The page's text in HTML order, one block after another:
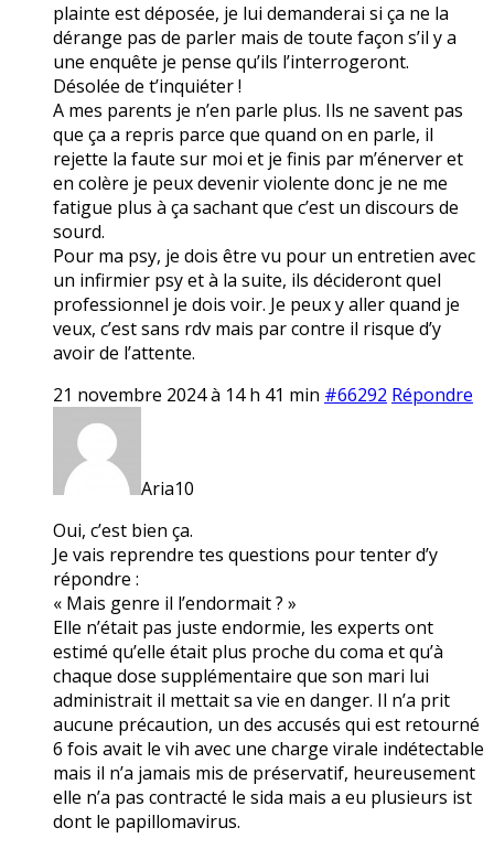
plainte est déposée, je lui demanderai si ça ne la
dérange pas de parler mais de toute façon s’il y a
une enquête je pense qu’ils l’interrogeront.
Désolée de t’inquiéter !
A mes parents je n’en parle plus. Ils ne savent pas
que ça a repris parce que quand on en parle, il
rejette la faute sur moi et je finis par m’énerver et
en colère je peux devenir violente donc je ne me
fatigue plus à ça sachant que c’est un discours de
sourd.
Pour ma psy, je dois être vu pour un entretien avec
un infirmier psy et à la suite, ils décideront quel
professionnel je dois voir. Je peux y aller quand je
veux, c’est sans rdv mais par contre il risque d’y
avoir de l’attente.
21 novembre 2024 à 14 h 41 min #66292 Répondre
Aria10
Oui, c’est bien ça.
Je vais reprendre tes questions pour tenter d’y
répondre :
« Mais genre il l’endormait ? »
Elle n’était pas juste endormie, les experts ont
estimé qu’elle était plus proche du coma et qu’à
chaque dose supplémentaire que son mari lui
administrait il mettait sa vie en danger. Il n’a prit
aucune précaution, un des accusés qui est retourné
6 fois avait le vih avec une charge virale indétectable
mais il n’a jamais mis de préservatif, heureusement
elle n’a pas contracté le sida mais a eu plusieurs ist
dont le papillomavirus.